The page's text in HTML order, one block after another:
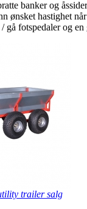
banker og
ønsket hastighet
gå fotspedaler og en
trailer salg